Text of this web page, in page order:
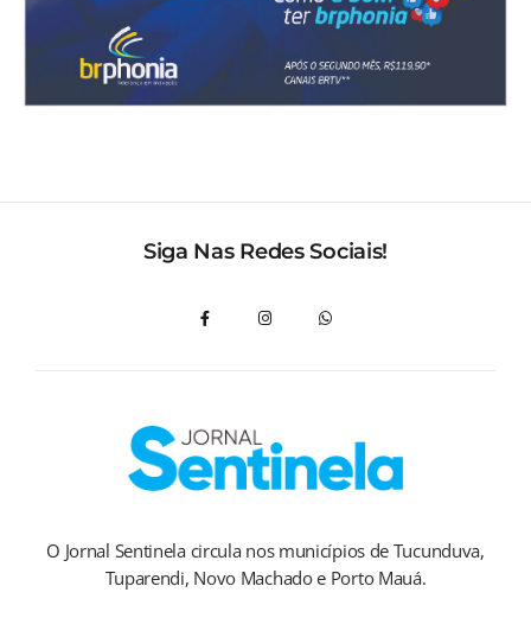
Siga Nas Redes Sociais!
O Jornal Sentinela circula nos municípios de Tucunduva,
Tuparendi, Novo Machado e Porto Mauá.